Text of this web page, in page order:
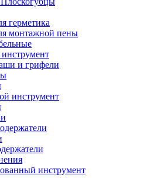
герметика
монтажной пены
и грифели
инструмент
инструмент